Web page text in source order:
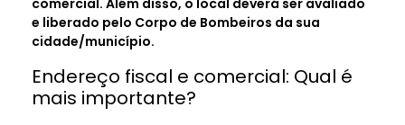
e liberado pelo Corpo de Bombeiros da sua
cidade/município.
Endereço fiscal e comercial: Qual é
mais importante?